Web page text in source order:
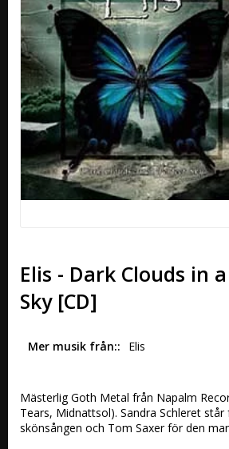
Elis - Dark Clouds in
Sky [CD]
Mer musik från: Elis
Mästerlig Goth Metal från Napalm
Tears, Midnattsol). Sandra Schleret står
skönsången och Tom Saxer för den